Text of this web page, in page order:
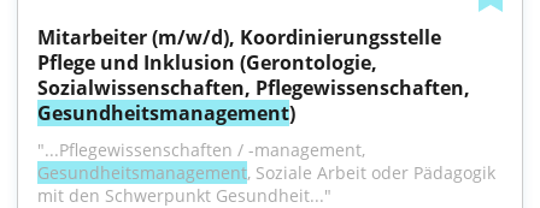
Mitarbeiter (m/w/d), Koordinierungsstelle
Pflege und Inklusion (Gerontologie,
Gesundheitsmanagement)
Gesundheitsmanagement, Soziale Arbeit oder Pädagogik
mit den Schwerpunkt Gesundheit..."